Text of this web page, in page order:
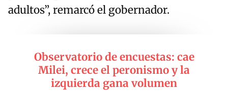
adultos”, remarcó el gobernador.
Observatorio de encuestas: cae
Milei, crece el peronismo y la
izquierda gana volumen